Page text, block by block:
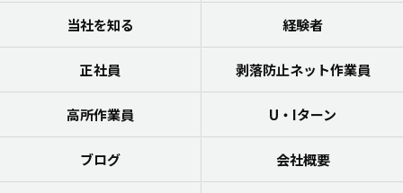
当社を知る 経験者
正社員 剥落防止ネット作業員
高所作業員 U・Iターン
ブログ 会社概要